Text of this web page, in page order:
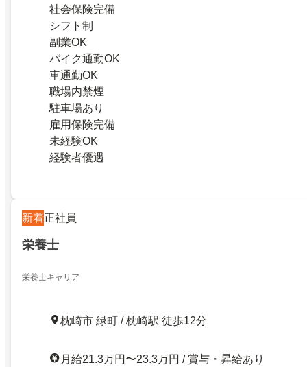
社会保険完備
シフト制
副業OK
バイク通勤OK
車通勤OK
職場内禁煙
駐車場あり
雇用保険完備
未経験OK
経験者優遇
新着正社員
栄養士
栄養士キャリア
枕崎市 緑町 / 枕崎駅 徒歩12分
月給21.3万円〜23.3万円 / 賞与・昇給あり